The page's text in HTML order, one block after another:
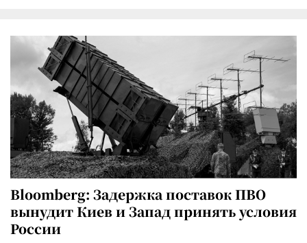
Bloomberg: Задержка поставок ПВО
вынудит Киев и Запад принять условия
России